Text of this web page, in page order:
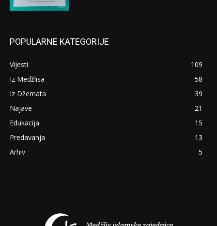
POPULARNE KATEGORIJE
Vijesti
109
Iz Medžlisa
58
Iz Džemata
39
Najave
21
Edukacija
15
Predavanja
13
Arhiv
5